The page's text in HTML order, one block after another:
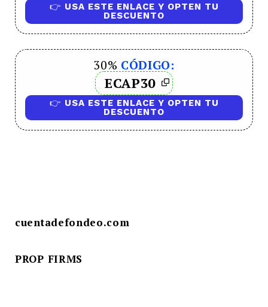
👉 USA ESTE ENLACE Y OPTEN TU
DESCUENTO
30% CÓDIGO:
ECAP30
👉 USA ESTE ENLACE Y OPTEN TU
DESCUENTO
cuentadefondeo.com
PROP FIRMS